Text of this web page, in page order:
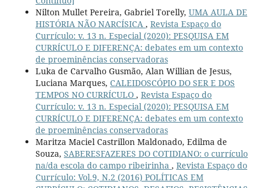
Nilton Mullet Pereira, Gabriel Torelly, UMA AULA DE
HISTÓRIA NÃO NARCÍSICA , Revista Espaço do
Currículo: v. 13 n. Especial (2020): PESQUISA EM
CURRÍCULO E DIFERENÇA: debates em um contexto
de proeminências conservadoras
Luka de Carvalho Gusmão, Alan Willian de Jesus,
Luciana Marques, CALEIDOSCÓPIO DO SER E DOS
TEMPOS NO CURRÍCULO , Revista Espaço do
Currículo: v. 13 n. Especial (2020): PESQUISA EM
CURRÍCULO E DIFERENÇA: debates em um contexto
de proeminências conservadoras
Maritza Maciel Castrillon Maldonado, Edilma de
Souza, SABERESFAZERES DO COTIDIANO: o currículo
na/da escola do campo ribeirinha , Revista Espaço do
Currículo: Vol.9, N.2 (2016) POLÍTICAS EM